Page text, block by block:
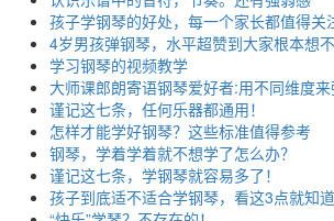
孩子学钢琴的好处，每一个家长都值得关
4岁男孩弹钢琴，水平超赞到大家根本想
学习钢琴的视频教学
大师课郎朗寄语钢琴爱好者:用不同维度
谨记这七条，任何乐器都通用！
怎样才能学好钢琴？这些标准值得参考
钢琴，学着学着就不想学了怎么办？
谨记这七条，学钢琴就容易多了！
孩子到底适不适合学钢琴，看这3点就知道